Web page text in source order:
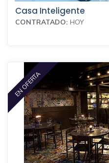
Casa Inteligente
CONTRATADO: HOY
EN OFERTA